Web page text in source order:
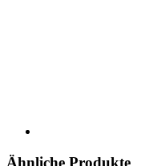
Ähnliche Produkte